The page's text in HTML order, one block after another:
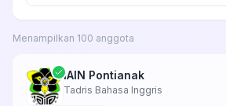
Menampilkan 100 anggota
IAIN Pontianak
Tadris Bahasa Inggris